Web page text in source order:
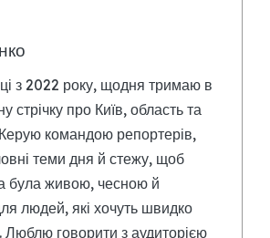
з 2022 року, щодня тримаю в
стрічку про Київ, область та
командою репортерів,
теми дня й стежу, щоб
була живою, чесною й
людей, які хочуть швидко
Люблю говорити з аудиторією